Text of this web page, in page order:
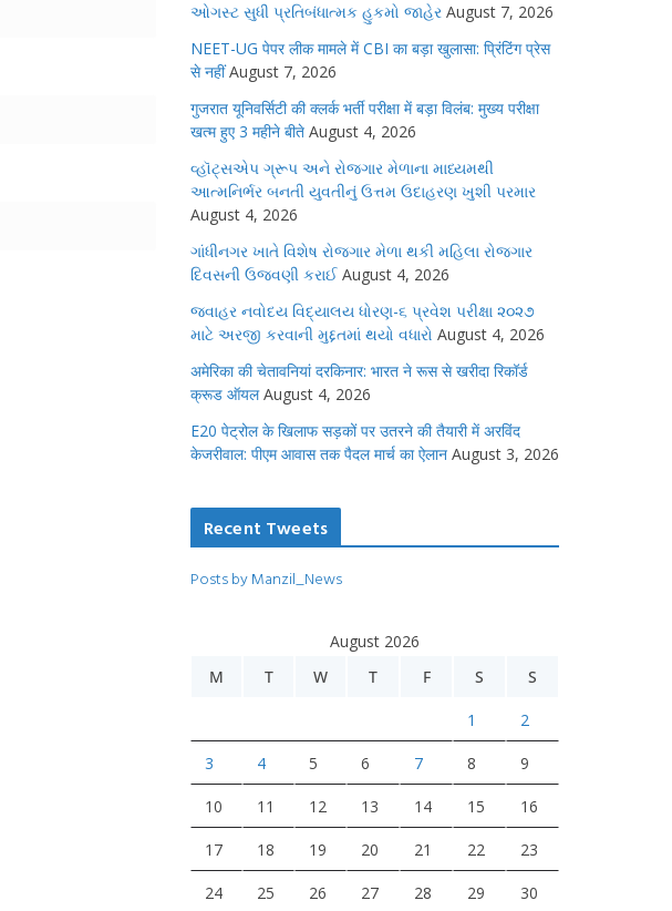
ઓગસ્ટ સુધી પ્રતિબંધાત્મક હુકમો જાહેર August 7, 2026
NEET-UG पेपर लीक मामले में CBI का बड़ा खुलासा: प्रिंटिंग प्रेस
से नहीं August 7, 2026
गुजरात यूनिवर्सिटी की क्लर्क भर्ती परीक्षा में बड़ा विलंब: मुख्य परीक्षा
खत्म हुए 3 महीने बीते August 4, 2026
વ્હૉટ્સએપ ગ્રૂપ અને રોજગાર મેળાના માધ્યમથી
આત્મનિર્ભર બનતી યુવતીનું ઉત્તમ ઉદાહરણ ખુશી પરમાર
August 4, 2026
ગાંધીનગર ખાતે વિશેષ રોજગાર મેળા થકી મહિલા રોજગાર
દિવસની ઉજવણી કરાઈ August 4, 2026
જવાહર નવોદય વિદ્યાલય ધોરણ-૬ પ્રવેશ પરીક્ષા ૨૦૨૭
માટે અરજી કરવાની મુદ્દતમાં થયો વધારો August 4, 2026
अमेरिका की चेतावनियां दरकिनार: भारत ने रूस से खरीदा रिकॉर्ड
क्रूड ऑयल August 4, 2026
E20 पेट्रोल के खिलाफ सड़कों पर उतरने की तैयारी में अरविंद
केजरीवाल: पीएम आवास तक पैदल मार्च का ऐलान August 3, 2026
Recent Tweets
Posts by Manzil_News
August 2026
M
T W T F S S
1 2
3 4 5 6 7 8 9
10 11 12 13 14 15 16
17 18 19 20 21 22 23
24 25 26 27 28 29 30